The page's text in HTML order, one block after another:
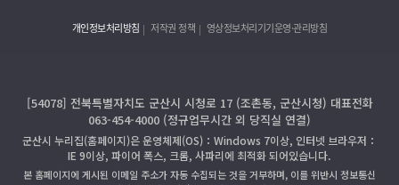
개인정보처리방침 저작권 정책 영상정보처리기기운영·관리방침
[54078] 전북특별자치도 군산시 시청로 17 (조촌동, 군산시청) 대표전화
063-454-4000 (정규업무시간 외 당직실 연결)
군산시 누리집(홈페이지)은 운영체제(OS)：Windows 7이상, 인터넷 브라우저：
IE 9이상, 파이어 폭스, 크롬, 사파리에 최적화 되어있습니다.
본 홈페이지에 게시된 이메일 주소가 자동 수집되는 것을 거부하며, 이를 위반시 정보통신